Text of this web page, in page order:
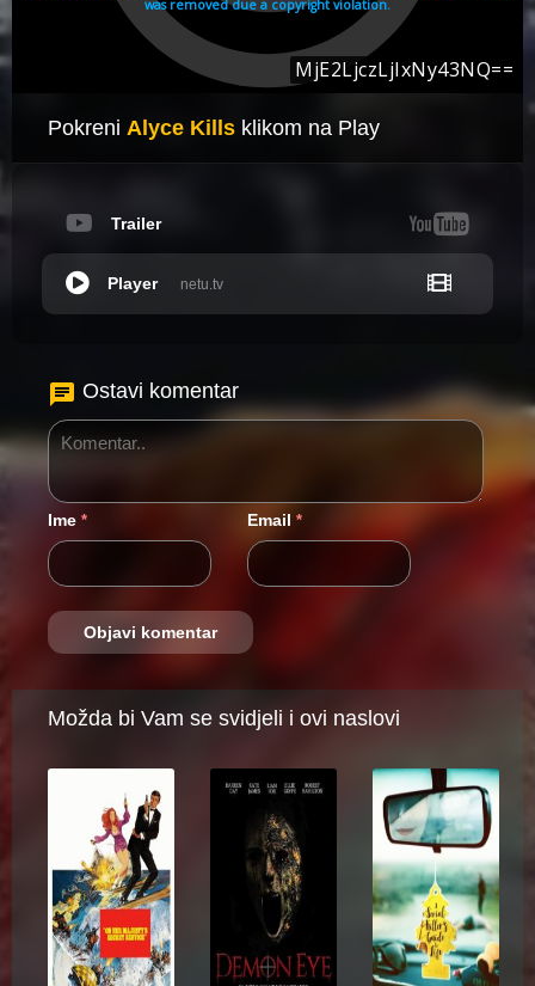
Pokreni Alyce Kills klikom na Play
Trailer
netu.tv
Player
Ostavi komentar
Ime * Email *
Možda bi Vam se svidjeli i ovi naslovi